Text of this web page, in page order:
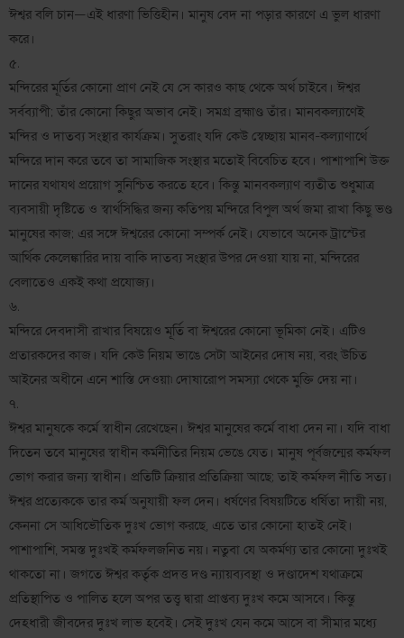
ঈশ্বর বলি চান—এই ধারণা ভিত্তিহীন। মানুষ বেদ না পড়ার কারণে এ ভুল ধারণা
করে।
৫.
মন্দিরের মূর্তির কোনো প্রাণ নেই যে সে কারও কাছ থেকে অর্থ চাইবে। ঈশ্বর
সর্বব্যাপী; তাঁর কোনো কিছুর অভাব নেই। সমগ্র ব্রহ্মাণ্ড তাঁর। মানবকল্যাণেই
মন্দির ও দাতব্য সংস্থার কার্যক্রম। সুতরাং যদি কেউ স্বেচ্ছায় মানব-কল্যাণার্থে
মন্দিরে দান করে তবে তা সামাজিক সংস্থার মতোই বিবেচিত হবে। পাশাপাশি উক্ত
দানের যথাযথ প্রয়োগ সুনিশ্চিত করতে হবে। কিন্তু মানবকল্যাণ ব্যতীত শুধুমাত্র
ব্যবসায়ী দৃষ্টিতে ও স্বার্থসিদ্ধির জন্য কতিপয় মন্দিরে বিপুল অর্থ জমা রাখা কিছু ভণ্ড
মানুষের কাজ; এর সঙ্গে ঈশ্বরের কোনো সম্পর্ক নেই। যেভাবে অনেক ট্রাস্টের
আর্থিক কেলেঙ্কারির দায় বাকি দাতব্য সংস্থার উপর দেওয়া যায় না, মন্দিরের
বেলাতেও একই কথা প্রযোজ্য।
৬.
মন্দিরে দেবদাসী রাখার বিষয়েও মূর্তি বা ঈশ্বরের কোনো ভূমিকা নেই। এটিও
প্রতারকদের কাজ। যদি কেউ নিয়ম ভাঙে সেটা আইনের দোষ নয়, বরং উচিত
আইনের অধীনে এনে শাস্তি দেওয়া৷ দোষারোপ সমস্যা থেকে মুক্তি দেয় না।
৭.
ঈশ্বর মানুষকে কর্মে স্বাধীন রেখেছেন। ঈশ্বর মানুষের কর্মে বাধা দেন না। যদি বাধা
দিতেন তবে মানুষের স্বাধীন কর্মনীতির নিয়ম ভেঙে যেত। মানুষ পূর্বজন্মের কর্মফল
ভোগ করার জন্য স্বাধীন। প্রতিটি ক্রিয়ার প্রতিক্রিয়া আছে; তাই কর্মফল নীতি সত্য।
ঈশ্বর প্রত্যেককে তার কর্ম অনুযায়ী ফল দেন। ধর্ষণের বিষয়টিতে ধর্ষিতা দায়ী নয়,
কেননা সে আধিভৌতিক দুঃখ ভোগ করছে, এতে তার কোনো হাতই নেই।
পাশাপাশি, সমস্ত দুঃখই কর্মফলজনিত নয়। নতুবা যে অকর্মণ্য তার কোনো দুঃখই
থাকতো না। জগতে ঈশ্বর কর্তৃক প্রদত্ত দণ্ড ন্যায়ব্যবস্থা ও দণ্ডাদেশ যথাক্রমে
প্রতিস্থাপিত ও পালিত হলে অপর তত্ত্ব দ্বারা প্রাপ্তব্য দুঃখ কমে আসবে। কিন্তু
দেহধারী জীবদের দুঃখ লাভ হবেই। সেই দুঃখ যেন কমে আসে বা সীমার মধ্যে